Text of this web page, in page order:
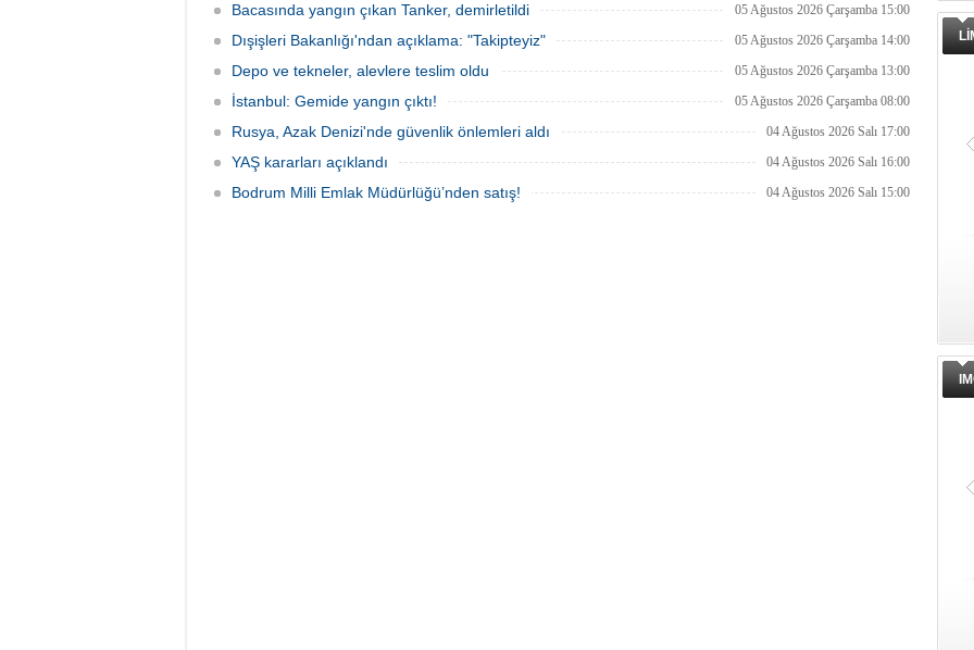
Bacasında yangın çıkan Tanker, demirletildi 05 Ağustos 2026 Çarşamba 15:00
Dışişleri Bakanlığı'ndan açıklama: "Takipteyiz" 05 Ağustos 2026 Çarşamba 14:00
Depo ve tekneler, alevlere teslim oldu 05 Ağustos 2026 Çarşamba 13:00
İstanbul: Gemide yangın çıktı! 05 Ağustos 2026 Çarşamba 08:00
Rusya, Azak Denizi'nde güvenlik önlemleri aldı 04 Ağustos 2026 Salı 17:00
YAŞ kararları açıklandı 04 Ağustos 2026 Salı 16:00
Bodrum Milli Emlak Müdürlüğü’nden satış! 04 Ağustos 2026 Salı 15:00